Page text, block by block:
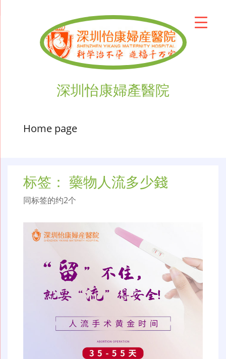
深圳怡康婦產醫院
Home page
标签： 藥物人流多少錢
同标签的约2个